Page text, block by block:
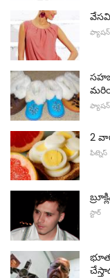
ఫ్యాషన్
ఫ్యాషన్
2
ఫిట్నెస్
స్టార్